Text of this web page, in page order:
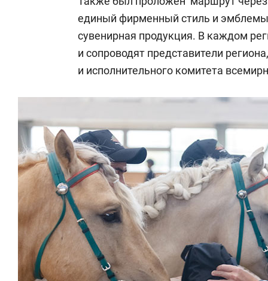
единый фирменный стиль и эмблемы
сувенирная продукция. В каждом
и сопроводят представители
и исполнительного комитета